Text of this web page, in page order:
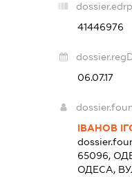
41446976
06.07.17
ІВАНОВ
65096,
ОДЕСА,